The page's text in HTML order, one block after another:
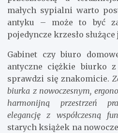
małych sypialni warto
antyku – może to być
pojedyncze krzesło
Gabinet czy biuro
antyczne ciężkie biurko
sprawdzi się znakomicie.
biurka z nowoczesnym,
harmonijną przestrzeń
elegancję z współczesną
starych książek na